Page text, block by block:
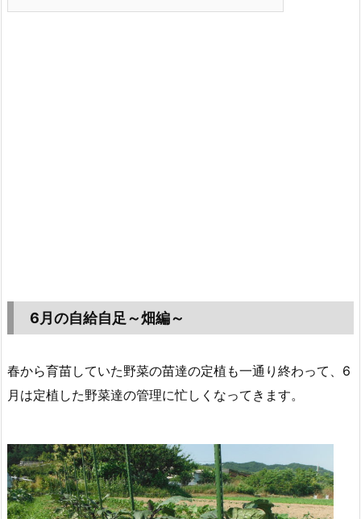
6月の自給自足～畑編～
春から育苗していた野菜の苗達の定植も一通り終わって、6
月は定植した野菜達の管理に忙しくなってきます。